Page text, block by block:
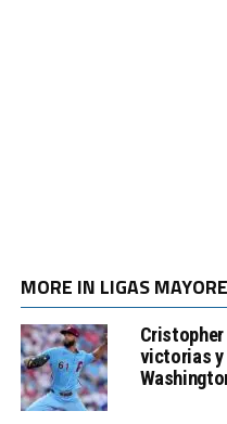
MORE IN LIGAS
Cristopher
victorias y